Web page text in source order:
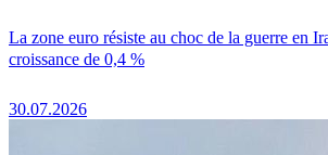
La zone euro résiste au choc de la guerre en
croissance de 0,4 %
30.07.2026